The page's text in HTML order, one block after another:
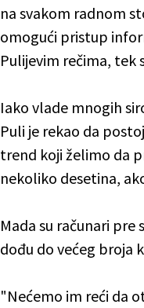
na svakom radnom
omogući pristup
Pulijevim rečima, tek
Iako vlade mnogih
Puli je rekao da
trend koji želimo da
nekoliko desetina,
Mada su računari
dođu do većeg broja
"Nećemo im reći da